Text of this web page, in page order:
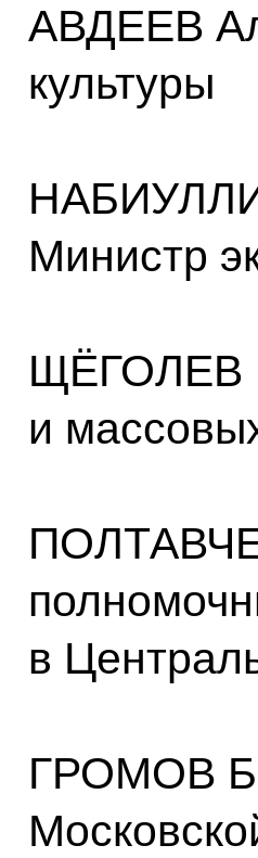
АВДЕЕВ
культуры
Министр
ЩЁГОЛЕВ
и
в
ГРОМОВ